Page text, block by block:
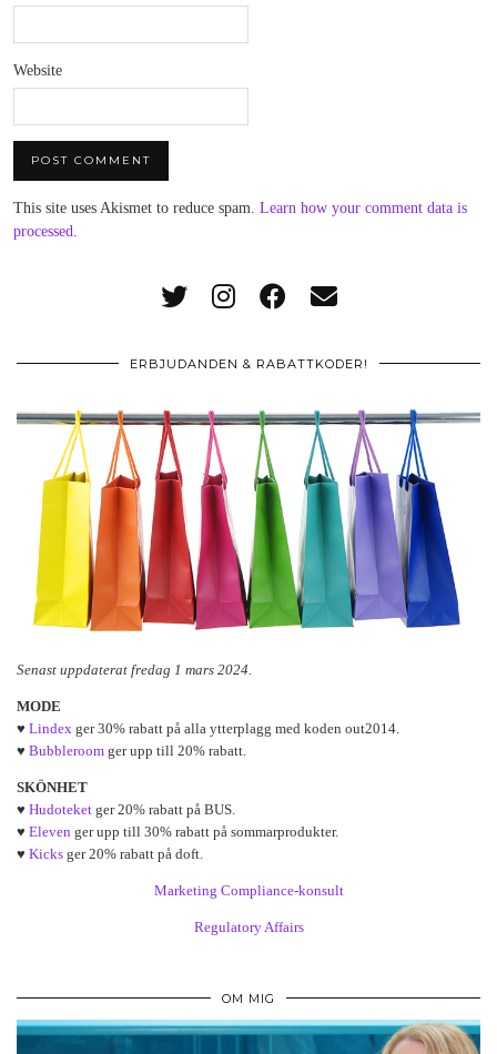
Website
This site uses Akismet to reduce spam. Learn how your comment data is
processed.
ERBJUDANDEN & RABATTKODER!
Senast uppdaterat fredag 1 mars 2024.
MODE
♥ Lindex ger 30% rabatt på alla ytterplagg med koden out2014.
♥ Bubbleroom ger upp till 20% rabatt.
SKÖNHET
♥ Hudoteket ger 20% rabatt på BUS.
♥ Eleven ger upp till 30% rabatt på sommarprodukter.
♥ Kicks ger 20% rabatt på doft.
Marketing Compliance-konsult
Regulatory Affairs
OM MIG